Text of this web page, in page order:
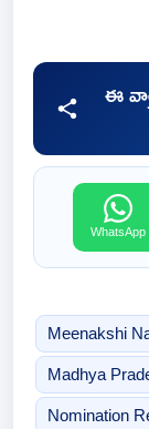
ఈ
WhatsApp
Meenakshi
Madhya
Nomination